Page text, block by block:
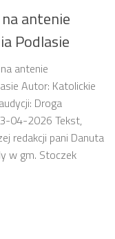
antenie
Podlasie
antenie
Autor: Katolickie
Droga
04-2026 Tekst,
redakcji pani Danuta
w gm. Stoczek